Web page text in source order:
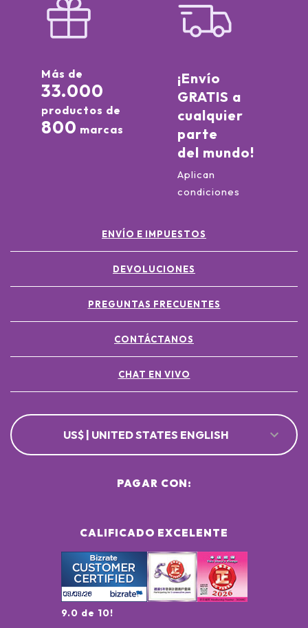
Más de
33.000
productos de
800 marcas
¡Envío
GRATIS a
cualquier
parte
del mundo!
Aplican
condiciones
ENVÍO E IMPUESTOS
DEVOLUCIONES
PREGUNTAS FRECUENTES
CONTÁCTANOS
CHAT EN VIVO
US$ | UNITED STATES ENGLISH
CALIFICADO EXCELENTE
9.0 de 10!
PAGAR CON: